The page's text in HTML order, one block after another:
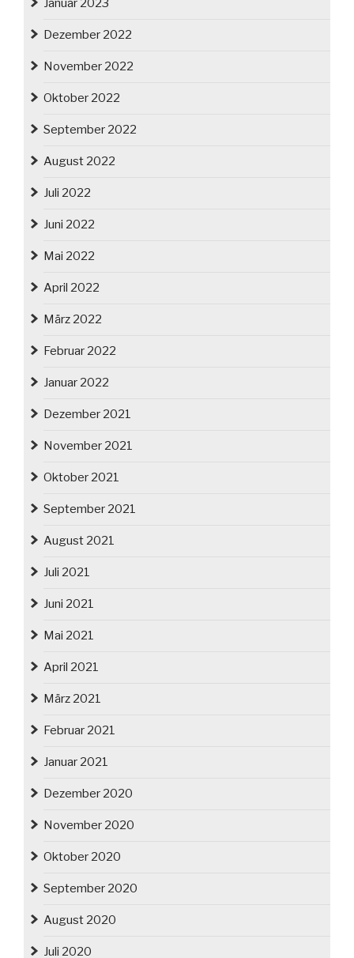
Januar 2023
Dezember 2022
November 2022
Oktober 2022
September 2022
August 2022
Juli 2022
Juni 2022
Mai 2022
April 2022
März 2022
Februar 2022
Januar 2022
Dezember 2021
November 2021
Oktober 2021
September 2021
August 2021
Juli 2021
Juni 2021
Mai 2021
April 2021
März 2021
Februar 2021
Januar 2021
Dezember 2020
November 2020
Oktober 2020
September 2020
August 2020
Juli 2020